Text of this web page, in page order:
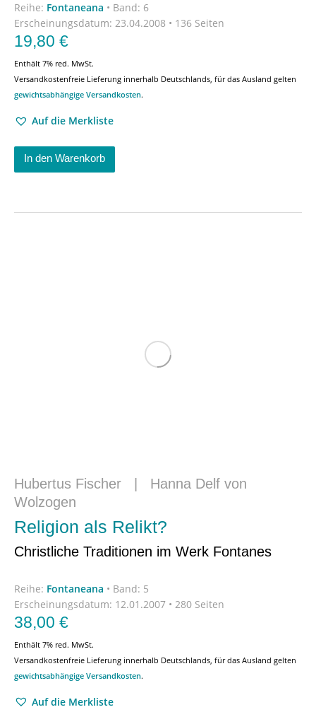
Reihe: Fontaneana • Band: 6
Erscheinungsdatum: 23.04.2008 • 136 Seiten
19,80 €
Enthält 7% red. MwSt.
Versandkostenfreie Lieferung innerhalb Deutschlands, für das Ausland gelten
gewichtsabhängige Versandkosten.
Auf die Merkliste
In den Warenkorb
Hubertus Fischer
Hanna Delf von
Wolzogen
Religion als Relikt?
Christliche Traditionen im Werk Fontanes
Reihe: Fontaneana • Band: 5
Erscheinungsdatum: 12.01.2007 • 280 Seiten
38,00 €
Enthält 7% red. MwSt.
Versandkostenfreie Lieferung innerhalb Deutschlands, für das Ausland gelten
gewichtsabhängige Versandkosten.
Auf die Merkliste